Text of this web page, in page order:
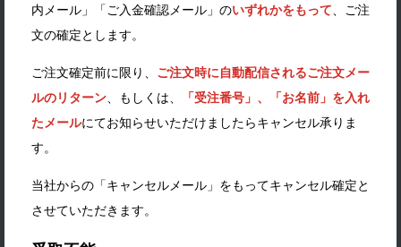
内メール」「ご入金確認メール」のいずれかをもって 、ご注
文の確定とします。
ご注文確定前に限り、 ご注文時に自動配信されるご注文メー
ルのリターン 、もしくは、
「受注番号」、「お名前」を入れ
たメールにてお知らせいただけましたらキャンセル承りま
す。
当社からの「キャンセルメール」をもってキャンセル確定と
させていただきます。